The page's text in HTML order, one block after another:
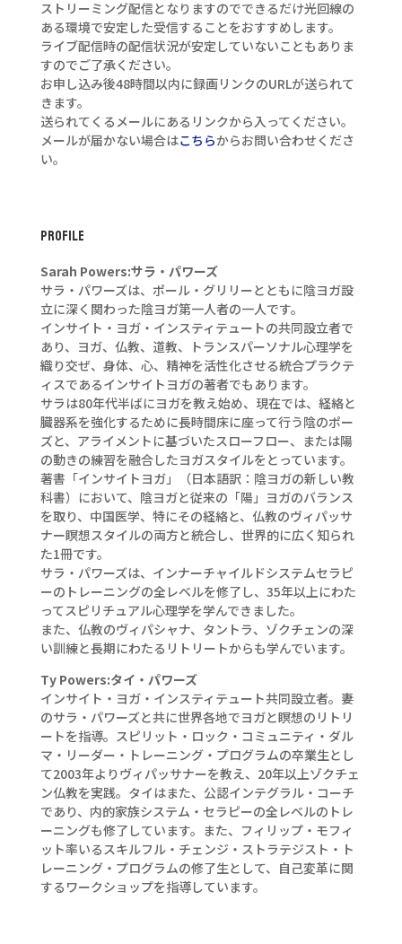
ストリーミング配信となりますのでできるだけ光回線の
ある環境で安定した受信することをおすすめします。
ライブ配信時の配信状況が安定していないこともありま
すのでご了承ください。
お申し込み後48時間以内に録画リンクのURLが送られて
きます。
送られてくるメールにあるリンクから入ってください。
メールが届かない場合はこちらからお問い合わせくださ
い。
PROFILE
Sarah Powers:サラ・パワーズ
サラ・パワーズは、ポール・グリリーとともに陰ヨガ設
立に深く関わった陰ヨガ第一人者の一人です。
インサイト・ヨガ・インスティテュートの共同設立者で
あり、ヨガ、仏教、道教、トランスパーソナル心理学を
織り交ぜ、身体、心、精神を活性化させる統合プラクテ
ィスであるインサイトヨガの著者でもあります。
サラは80年代半ばにヨガを教え始め、現在では、経絡と
臓器系を強化するために長時間床に座って行う陰のポー
ズと、アライメントに基づいたスローフロー、または陽
の動きの練習を融合したヨガスタイルをとっています。
著書「インサイトヨガ」（日本語訳：陰ヨガの新しい教
科書）において、陰ヨガと従来の「陽」ヨガのバランス
を取り、中国医学、特にその経絡と、仏教のヴィパッサ
ナー瞑想スタイルの両方と統合し、世界的に広く知られ
た1冊です。
サラ・パワーズは、インナーチャイルドシステムセラピ
ーのトレーニングの全レベルを修了し、35年以上にわた
ってスピリチュアル心理学を学んできました。
また、仏教のヴィパシャナ、タントラ、ゾクチェンの深
い訓練と長期にわたるリトリートからも学んでいます。
Ty Powers:タイ・パワーズ
インサイト・ヨガ・インスティテュート共同設立者。妻
のサラ・パワーズと共に世界各地でヨガと瞑想のリトリ
ートを指導。スピリット・ロック・コミュニティ・ダル
マ・リーダー・トレーニング・プログラムの卒業生とし
て2003年よりヴィパッサナーを教え、20年以上ゾクチェ
ン仏教を実践。タイはまた、公認インテグラル・コーチ
であり、内的家族システム・セラピーの全レベルのトレ
ーニングも修了しています。また、フィリップ・モフィ
ット率いるスキルフル・チェンジ・ストラテジスト・ト
レーニング・プログラムの修了生として、自己変革に関
するワークショップを指導しています。